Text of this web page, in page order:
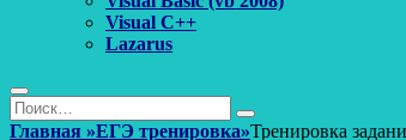
Visual C++
Lazarus
Поиск
Найти:
Поиск
Главная »ЕГЭ тренировка»Тренировка